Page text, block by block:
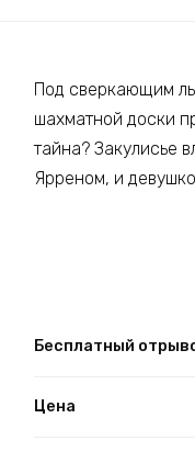
Под сверкающим
шахматной доски
тайна? Закулисье
Ярреном, и
Бесплатный
Цена